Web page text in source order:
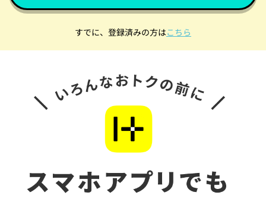
すでに、登録済みの方はこちら